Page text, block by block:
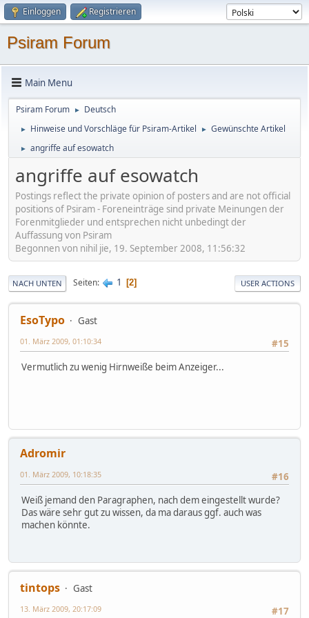
Einloggen Registrieren
Psiram Forum
Main Menu
Psiram Forum ► Deutsch
► Hinweise und Vorschläge für Psiram-Artikel ► Gewünschte Artikel
► angriffe auf esowatch
angriffe auf esowatch
Postings reflect the private opinion of posters and are not official
positions of Psiram - Foreneinträge sind private Meinungen der
Forenmitglieder und entsprechen nicht unbedingt der
Auffassung von Psiram
Begonnen von nihil jie, 19. September 2008, 11:56:32
NACH UNTEN Seiten 1 2 USER ACTIONS
EsoTypo
Gast
#15
01. März 2009, 01:10:34
Vermutlich zu wenig Hirnweiße beim Anzeiger...
Adromir
#16
01. März 2009, 10:18:35
Weiß jemand den Paragraphen, nach dem eingestellt wurde?
Das wäre sehr gut zu wissen, da ma daraus ggf. auch was
machen könnte.
tintops
Gast
#17
13. März 2009, 20:17:09